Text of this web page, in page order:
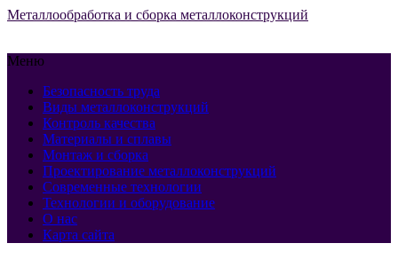
Металлообработка и сборка металлоконструкций
Меню
Безопасность труда
Виды металлоконструкций
Контроль качества
Материалы и сплавы
Монтаж и сборка
Проектирование металлоконструкций
Современные технологии
Технологии и оборудование
О нас
Карта сайта